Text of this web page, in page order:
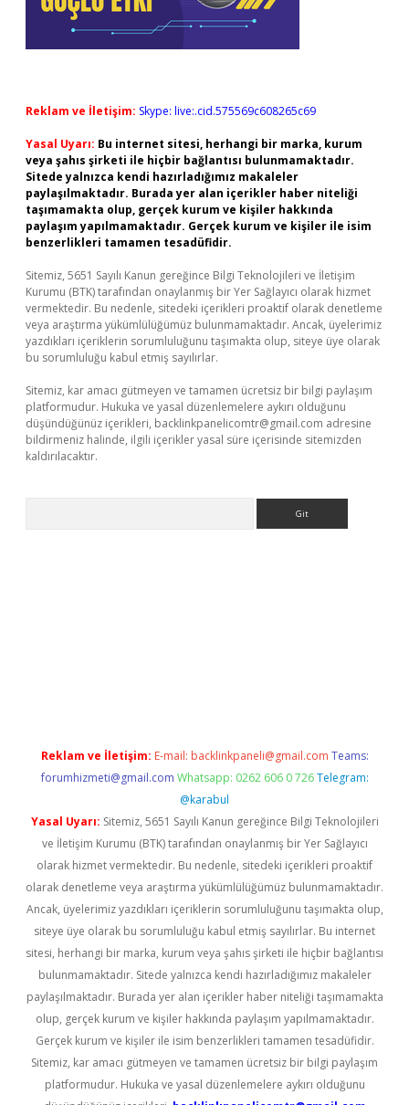
Reklam ve İletişim: Skype: live:.cid.575569c608265c69
Yasal Uyarı: Bu internet sitesi, herhangi bir marka, kurum
veya şahıs şirketi ile hiçbir bağlantısı bulunmamaktadır.
Sitede yalnızca kendi hazırladığımız makaleler
paylaşılmaktadır. Burada yer alan içerikler haber niteliği
taşımamakta olup, gerçek kurum ve kişiler hakkında
paylaşım yapılmamaktadır. Gerçek kurum ve kişiler ile isim
benzerlikleri tamamen tesadüfidir.
Sitemiz, 5651 Sayılı Kanun gereğince Bilgi Teknolojileri ve İletişim
Kurumu (BTK) tarafından onaylanmış bir Yer Sağlayıcı olarak hizmet
vermektedir. Bu nedenle, sitedeki içerikleri proaktif olarak denetleme
veya araştırma yükümlülüğümüz bulunmamaktadır. Ancak, üyelerimiz
yazdıkları içeriklerin sorumluluğunu taşımakta olup, siteye üye olarak
bu sorumluluğu kabul etmiş sayılırlar.
Sitemiz, kar amacı gütmeyen ve tamamen ücretsiz bir bilgi paylaşım
platformudur. Hukuka ve yasal düzenlemelere aykırı olduğunu
düşündüğünüz içerikleri, backlinkpanelicomtr@gmail.com adresine
bildirmeniz halinde, ilgili içerikler yasal süre içerisinde sitemizden
kaldırılacaktır.
Reklam ve İletişim: E-mail: backlinkpaneli@gmail.com Teams:
forumhizmeti@gmail.com Whatsapp: 0262 606 0 726 Telegram:
@karabul
Yasal Uyarı: Sitemiz, 5651 Sayılı Kanun gereğince Bilgi Teknolojileri
ve İletişim Kurumu (BTK) tarafından onaylanmış bir Yer Sağlayıcı
olarak hizmet vermektedir. Bu nedenle, sitedeki içerikleri proaktif
olarak denetleme veya araştırma yükümlülüğümüz bulunmamaktadır.
Ancak, üyelerimiz yazdıkları içeriklerin sorumluluğunu taşımakta olup,
siteye üye olarak bu sorumluluğu kabul etmiş sayılırlar. Bu internet
sitesi, herhangi bir marka, kurum veya şahıs şirketi ile hiçbir bağlantısı
bulunmamaktadır. Sitede yalnızca kendi hazırladığımız makaleler
paylaşılmaktadır. Burada yer alan içerikler haber niteliği taşımamakta
olup, gerçek kurum ve kişiler hakkında paylaşım yapılmamaktadır.
Gerçek kurum ve kişiler ile isim benzerlikleri tamamen tesadüfidir.
Sitemiz, kar amacı gütmeyen ve tamamen ücretsiz bir bilgi paylaşım
platformudur. Hukuka ve yasal düzenlemelere aykırı olduğunu